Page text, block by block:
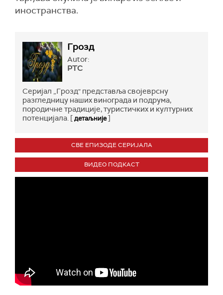
иностранства.
Грозд
Autor:
РТС
Серијал „Грозд" представља својеврсну
разгледницу наших винограда и подрума,
породичне традиције, туристичких и културних
потенцијала. [детаљније]
СВЕ ЕПИЗОДЕ СЕРИЈАЛА
ВИДЕО ПОДКАСТ